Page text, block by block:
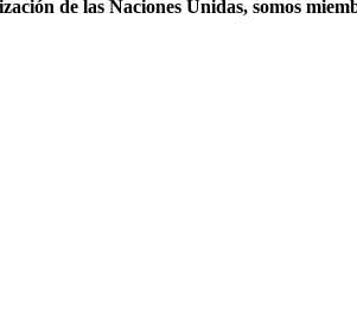
de las Naciones Unidas, somos